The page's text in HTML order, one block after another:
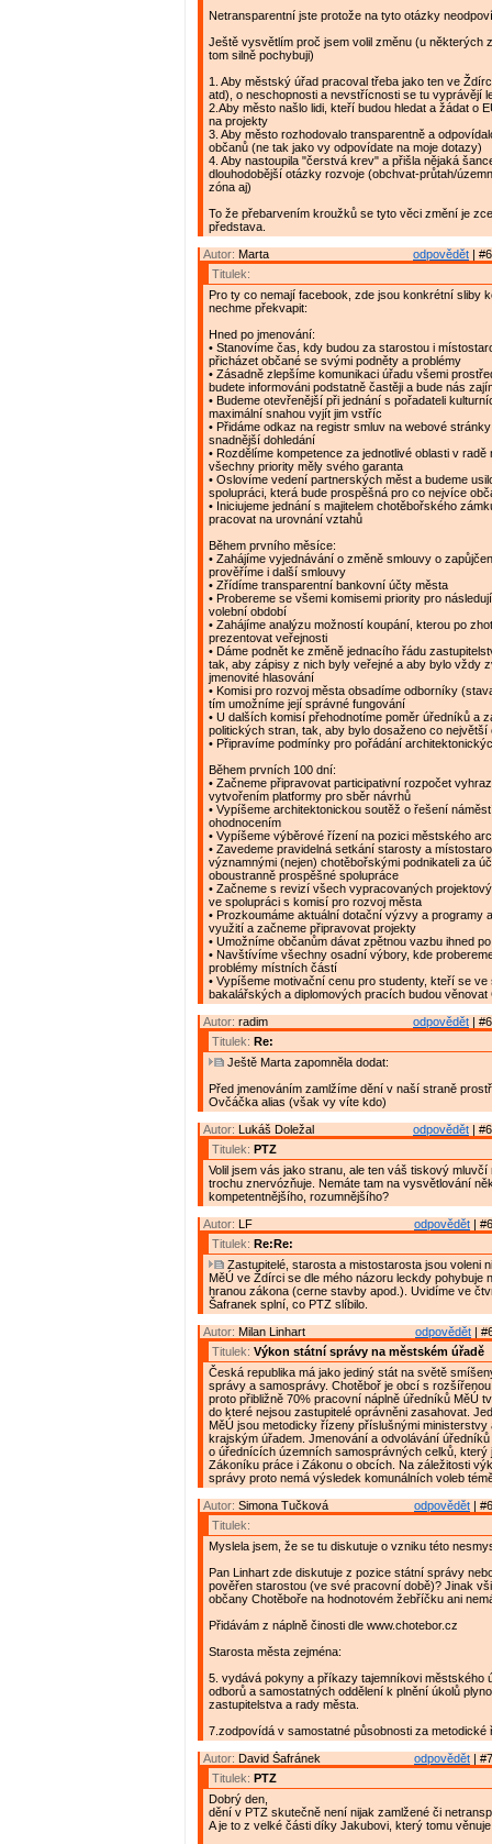
Netransparentní jste protože na tyto otázky
Ještě vysvětlím proč jsem volil změnu (u některých
tom silně pochybuji)
1. Aby městský úřad pracoval třeba jako ten ve
atd), o neschopnosti a nevstřícnosti se tu vyprávějí
2.Aby město našlo lidi, kteří budou hledat a žádat o
na projekty
3. Aby město rozhodovalo transparentně a
občanů (ne tak jako vy odpovídate na moje dotazy)
4. Aby nastoupila "čerstvá krev" a přišla nějaká
dlouhodobější otázky rozvoje (obchvat-průtah/
zóna aj)
To že přebarvením kroužků se tyto věci změní je
představa.
odpovědět |
Autor: Marta
Titulek:
Pro ty co nemají facebook, zde jsou konkrétní sliby
nechme překvapit:
Hned po jmenování:
• Stanovíme čas, kdy budou za starostou i
přicházet občané se svými podněty a problémy
• Zásadně zlepšíme komunikaci úřadu všemi
budete informováni podstatně častěji a bude nás
• Budeme otevřenější při jednání s pořadateli
maximální snahou vyjít jim vstříc
• Přidáme odkaz na registr smluv na webové
snadnější dohledání
• Rozdělíme kompetence za jednotlivé oblasti v radě
všechny priority měly svého garanta
• Oslovíme vedení partnerských měst a budeme
spolupráci, která bude prospěšná pro co nejvíce
• Iniciujeme jednání s majitelem chotěbořského
pracovat na urovnání vztahů
Během prvního měsíce:
• Zahájíme vyjednávání o změně smlouvy o
prověříme i další smlouvy
• Zřídíme transparentní bankovní účty města
• Probereme se všemi komisemi priority pro
volební období
• Zahájíme analýzu možností koupání, kterou po
prezentovat veřejnosti
• Dáme podnět ke změně jednacího řádu
tak, aby zápisy z nich byly veřejné a aby bylo vždy
jmenovité hlasování
• Komisi pro rozvoj města obsadíme odborníky
tím umožníme její správné fungování
• U dalších komisí přehodnotíme poměr úředníků a
politických stran, tak, aby bylo dosaženo co největší
• Připravíme podmínky pro pořádání
Během prvních 100 dní:
• Začneme připravovat participativní rozpočet
vytvořením platformy pro sběr návrhů
• Vypíšeme architektonickou soutěž o řešení
ohodnocením
• Vypíšeme výběrové řízení na pozici městského
• Zavedeme pravidelná setkání starosty a
významnými (nejen) chotěbořskými podnikateli za
oboustranně prospěšné spolupráce
• Začneme s revizí všech vypracovaných
ve spolupráci s komisí pro rozvoj města
• Prozkoumáme aktuální dotační výzvy a programy
využití a začneme připravovat projekty
• Umožníme občanům dávat zpětnou vazbu ihned
• Navštívíme všechny osadní výbory, kde
problémy místních částí
• Vypíšeme motivační cenu pro studenty, kteří se ve
bakalářských a diplomových pracích budou věnovat
odpovědět |
Autor: radim
Titulek: Re:
Ještě Marta zapomněla dodat:
Před jmenováním zamlžíme dění v naší straně
Ovčáčka alias (však vy víte kdo)
odpovědět |
Autor: Lukáš Doležal
Titulek: PTZ
Volil jsem vás jako stranu, ale ten váš tiskový
trochu znervózňuje. Nemáte tam na vysvětlování
kompetentnějšího, rozumnějšího?
odpovědět |
Autor: LF
Titulek: Re:Re:
Zastupitelé, starosta a mistostarosta jsou voleni
MěÚ ve Ždírci se dle mého názoru leckdy pohybuje
hranou zákona (cerne stavby apod.). Uvidíme ve
Šafranek splní, co PTZ slíbilo.
odpovědět |
Autor: Milan Linhart
Titulek: Výkon státní správy na městském úřadě
Česká republika má jako jediný stát na světě
správy a samosprávy. Chotěboř je obcí s
proto přibližně 70% pracovní náplně úředníků MěÚ
do které nejsou zastupitelé oprávněni zasahovat.
MěÚ jsou metodicky řízeny příslušnými ministerstvy
krajským úřadem. Jmenování a odvolávání
o úřednících územních samosprávných celků, který
Zákoníku práce i Zákonu o obcích. Na záležitosti
správy proto nemá výsledek komunálních voleb
odpovědět |
Autor: Simona Tučková
Titulek:
Myslela jsem, že se tu diskutuje o vzniku této
Pan Linhart zde diskutuje z pozice státní správy
pověřen starostou (ve své pracovní době)? Jinak
občany Chotěboře na hodnotovém žebříčku ani
Přidávám z náplně činosti dle www.chotebor.cz
Starosta města zejména:
5. vydává pokyny a příkazy tajemníkovi městského
odborů a samostatných oddělení k plnění úkolů
zastupitelstva a rady města.
7.zodpovídá v samostatné působnosti za metodické
odpovědět |
Autor: David Šafránek
Titulek: PTZ
Dobrý den,
dění v PTZ skutečně není nijak zamlžené či
A je to z velké části díky Jakubovi, který tomu